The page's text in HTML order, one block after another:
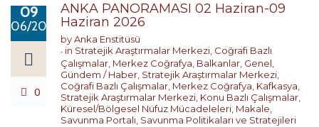
09
06/2026
0
ANKA PANORAMASI 02 Haziran-09
Haziran 2026
byAnka Enstitüsü
in Stratejik Araştırmalar Merkezi, Coğrafi Bazlı
Çalışmalar, Merkez Coğrafya, Balkanlar, Genel,
Gündem / Haber, Stratejik Araştırmalar Merkezi,
Coğrafi Bazlı Çalışmalar, Merkez Coğrafya, Kafkasya,
Stratejik Araştırmalar Merkezi, Konu Bazlı Çalışmalar,
Küresel/Bölgesel Nüfuz Mücadeleleri, Makale,
Savunma Portalı, Savunma Politikaları ve Stratejileri